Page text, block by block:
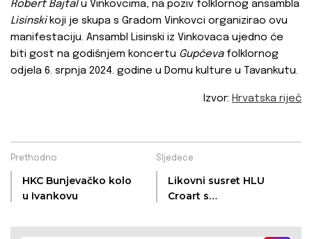
Robert Bajtalu Vinkovcima, na poziv folklornog ansambla
Lisinskikoji je skupa s Gradom Vinkovci organizirao ovu
manifestaciju. Ansambl Lisinski iz Vinkovaca ujedno će
biti gost na godišnjem koncertu Gupčevafolklornog
odjela 6. srpnja 2024. godine u Domu kulture u Tavankutu.
Izvor: Hrvatska riječ
Prethodno
HKC Bunjevačko kolo
u Ivankovu
Sljedeće
Likovni susret HLU
Croart s